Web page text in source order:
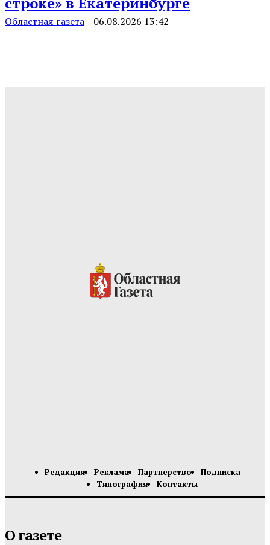
Областная газета - 06.08.2026 13:42
Редакция Реклама Партнерство
Подписка
Типография
Контакты
О газете